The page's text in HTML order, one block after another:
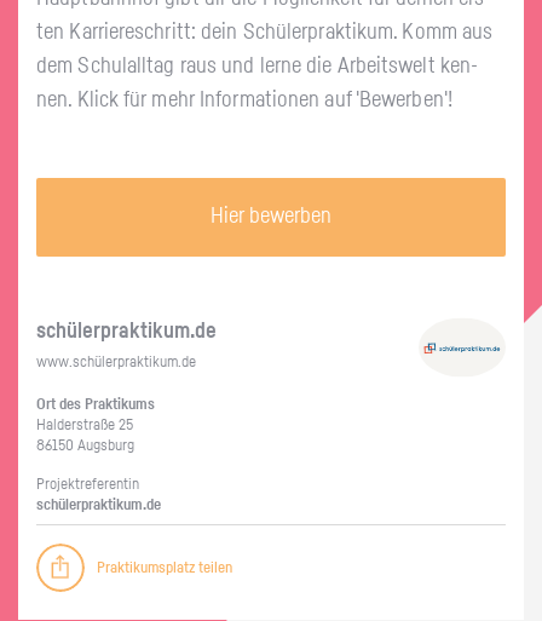
ten Kar­rie­re­schritt: dein Schü­ler­prak­ti­kum. Komm aus
dem Schul­all­tag raus und lerne die Ar­beits­welt ken­
nen. Klick für mehr In­for­ma­tio­nen auf 'Be­wer­ben'!
Hier bewerben
schü­ler­prak­ti­kum.de
www.​schüler​prak​tiku​m.​de
Ort des Prak­ti­kums
Hal­der­stra­ße 25
86150 Augs­burg
Pro­jekt­re­fe­ren­tin
schü­ler­prak­ti­kum.de
Praktikumsplatz teilen